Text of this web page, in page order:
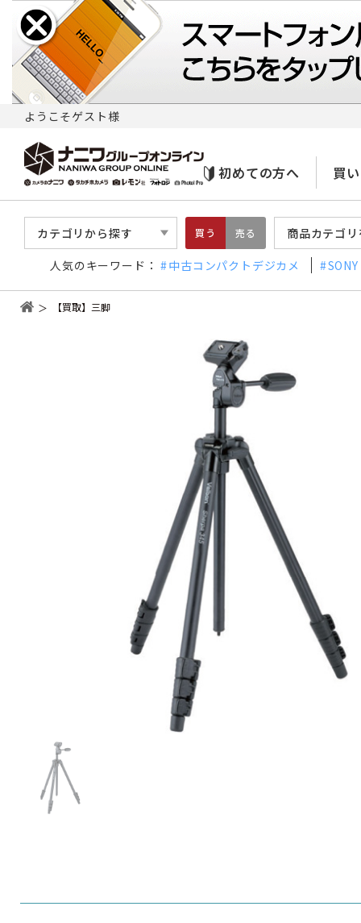
ようこそゲスト様
初めての方へ 買
カテゴリから探す 買う 売る 商品カテゴ
人気のキーワード： 中古コンパクトデジカメ
【買取】三脚